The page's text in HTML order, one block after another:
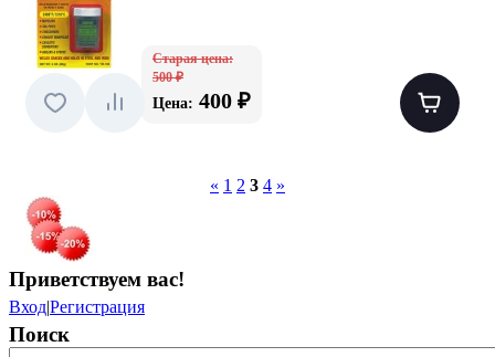
Старая цена:
500 ₽
Цена: 400 ₽
« 1 2 3 4 »
Приветствуем вас!
Вход|Регистрация
Поиск